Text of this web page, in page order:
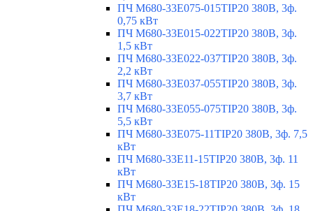
ПЧ M680-33E075-015TIP20 380В, 3ф.
0,75 кВт
ПЧ M680-33E015-022TIP20 380В, 3ф.
1,5 кВт
ПЧ M680-33E022-037TIP20 380В, 3ф.
2,2 кВт
ПЧ M680-33E037-055TIP20 380В, 3ф.
3,7 кВт
ПЧ M680-33E055-075TIP20 380В, 3ф.
5,5 кВт
ПЧ M680-33E075-11TIP20 380В, 3ф. 7,5
кВт
ПЧ M680-33E11-15TIP20 380В, 3ф. 11
кВт
ПЧ M680-33E15-18TIP20 380В, 3ф. 15
кВт